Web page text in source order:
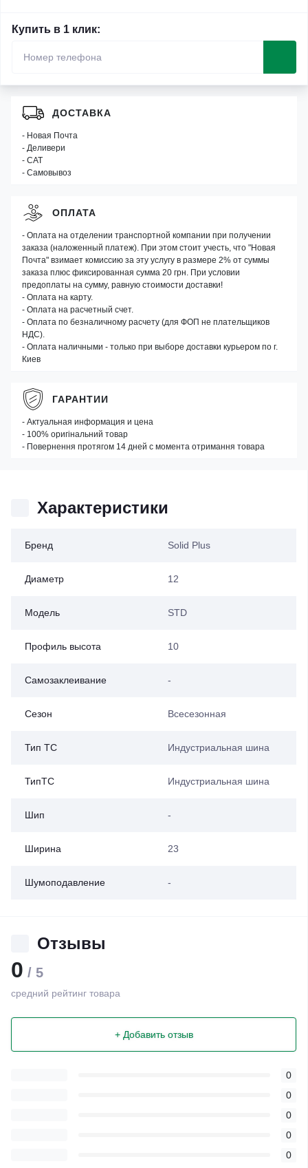
Купить в 1 клик:
Характеристики
Бренд Solid Plus
Диаметр 12
Модель STD
Профиль высота 10
Самозаклеивание -
Сезон Всесезонная
Тип ТС Индустриальная шина
ТипТС Индустриальная шина
Шип -
Ширина 23
Шумоподавление -
Отзывы
0 / 5
средний рейтинг товара
+ Добавить отзыв
0
0
0
0
0
ДОСТАВКА
- Новая Почта
- Деливери
- САТ
- Самовывоз
ОПЛАТА
- Оплата на отделении транспортной компании при получении
заказа (наложенный платеж). При этом стоит учесть, что "Новая
Почта" взимает комиссию за эту услугу в размере 2% от суммы
заказа плюс фиксированная сумма 20 грн. При условии
предоплаты на сумму, равную стоимости доставки!
- Оплата на карту.
- Оплата на расчетный счет.
- Оплата по безналичному расчету (для ФОП не плательщиков
НДС).
- Оплата наличными - только при выборе доставки курьером по г.
Киев
ГАРАНТИИ
- Актуальная информация и цена
- 100% оригінальний товар
- Повернення протягом 14 дней с момента отримання товара